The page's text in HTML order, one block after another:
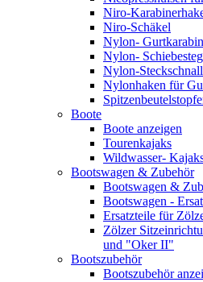
Niro-
Niro-Schäkel
Nylon-
Nylon-
Nylon-
Nylonhaken für
Boote
Boote anzeigen
Tourenkajaks
Wildwasser-
Bootswagen & Zubehör
Bootswagen &
Bootswagen -
Ersatzteile für
Zölzer
und "Oker II"
Bootszubehör
Bootszubehör